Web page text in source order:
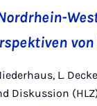
L.
Diskussion